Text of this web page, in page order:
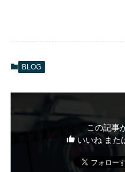
BLOG
この記事
いいね また